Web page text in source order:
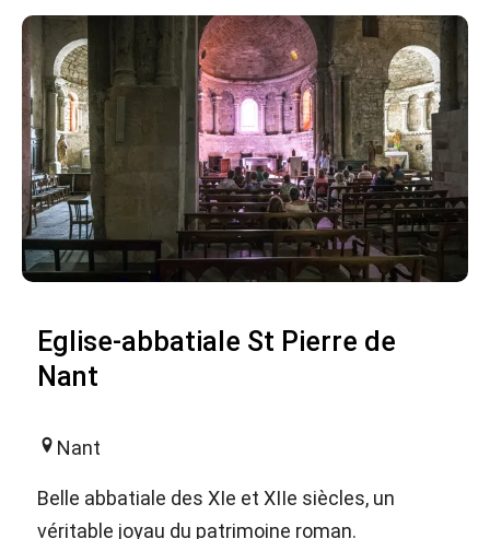
Eglise-abbatiale St Pierre de
Nant
Nant
Belle abbatiale des XIe et XIIe siècles, un
véritable joyau du patrimoine roman.